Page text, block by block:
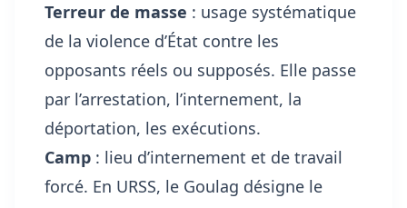
Terreur de masse : usage systématique
de la violence d’État contre les
opposants réels ou supposés. Elle passe
par l’arrestation, l’internement, la
déportation, les exécutions.
Camp : lieu d’internement et de travail
forcé. En URSS, le Goulag désigne le